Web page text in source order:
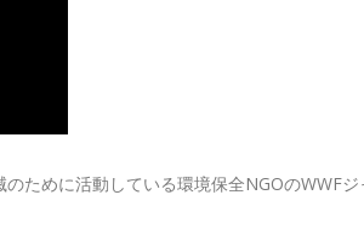
ために活動している環境保全NGOのWWFジ